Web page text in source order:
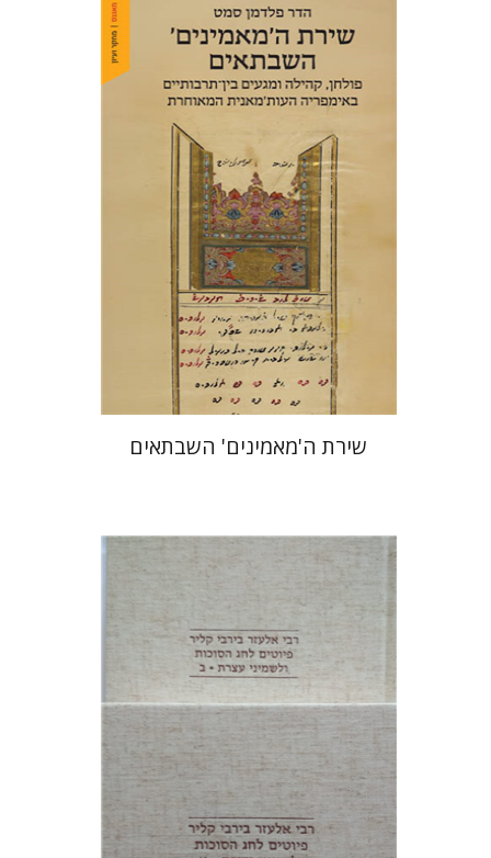
הדר פלדמן סמט
הנחת אתר ספר מודפס
$46
$41
שירת ה'מאמינים' השבתאים
שולמית אליצור